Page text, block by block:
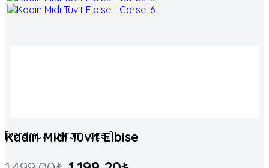
[veramuu_yorum_ozet]
Kadın Midi Tüvit Elbise